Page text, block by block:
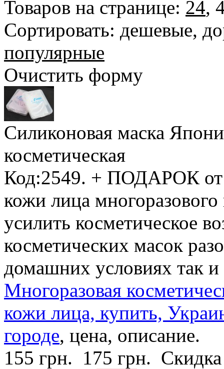
Товаров на странице: 24,
Сортировать: дешевые,
популярные
Очистить форму
Силиконовая маска
косметическая
Код:2549. + ПОДАРОК от
кожи лица
усилить косметическое
косметических масок
домашних условиях так и
Многоразовая
кожи лица, купить,
городе, цена, описание.
155 грн. 175 грн.